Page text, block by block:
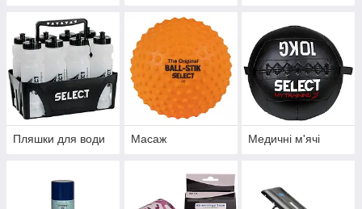
Пляшки для води Масаж Медичні м'ячі